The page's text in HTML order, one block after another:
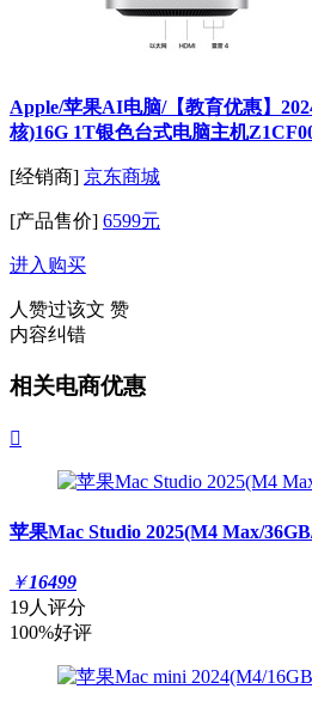
Apple/苹果AI电脑/【教育优惠】
核)16G 1T银色台式电脑主机
[经销商] 京东商城
[产品售价] 6599元
进入购买
人赞过该文 赞
内容纠错
相关电商优惠

苹果Mac Studio 2025(M4 Max/
￥16499
19人评分
100%好评